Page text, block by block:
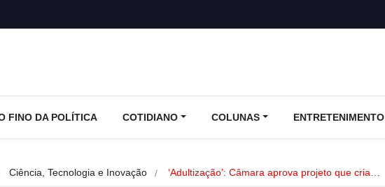
FINO DA POLÍTICA COTIDIANO COLUNAS ENTRETENIMENTO
Ciência, Tecnologia e Inovação ‘Adultização’: Câmara aprova projeto que cria…